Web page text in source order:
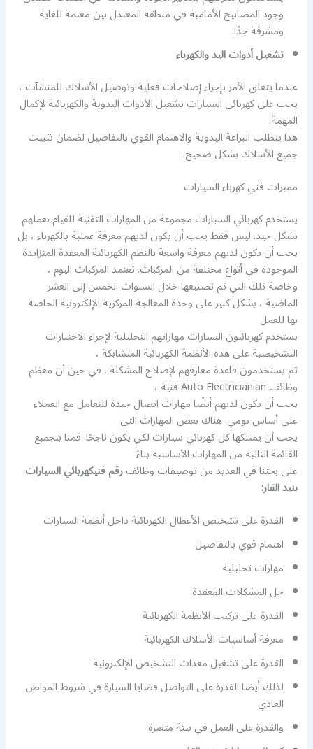
وجود المصابيح الأمامية في منطقة المعتدل بين معتمة للغاية
ومشرقة جدًا.
تشغيل أدوات اليد والكهرباء
عندما يتعلق الأمر بإجراء إصلاحات فعلية وتوصيل الأسلاك للمنشآت ،
يجب على كهربائي السيارات تشغيل الأدوات اليدوية والكهربائية لإكمال
المهمة.
هذا يتطلب البراعة اليدوية والاهتمام القوي بالتفاصيل لضمان تثبيت
جميع الأسلاك بشكل صحيح.
مميزات فني كهرباء السيارات
يستخدم كهربائي السيارات مجموعة من المهارات التقنية للقيام بعملهم
بشكل جيد. ليس فقط يجب أن يكون لديهم معرفة عملية بالكهرباء ، بل
يجب أن يكون لديهم معرفة واسعة بالنظم الكهربائية المعقدة المتزايدة
الموجودة في أنواع مختلفة من المركبات. تعتمد المركبات اليوم ،
وخاصة تلك التي تم تصنيعها خلال السنوات الخمس إلى العشر
الماضية ، بشكل كبير على وحدة المعالجة المركزية الإلكترونية الخاصة
بها للعمل.
يستخدم كهربائيون السيارات مهاراتهم التحليلية لإجراء الاختبارات
التشخيصية على هذه الأنظمة الكهربائية المتشابكة ،
ثم يستخدمون قاعدة معارفهم لإصلاح المشكلة , في حين أن معظم
وظائف Auto Electricianian فنية ،
يجب أن يكون لديهم أيضًا مهارات اتصال جيدة للتعامل مع العملاء
على أساس يومي. هناك بعض المهارات التي
يجب أن يمتلكها كل كهربائي سيارات لكي يكون ناجحًا. قمنا بتجميع
القائمة التالية من المهارات الأساسية بناءً
على بحثنا في العديد من توصيفات وظائفرقم فنيكهربائي السيارات
بنيد القار:
القدرة على تشخيص الأعطال الكهربائية داخل أنظمة السيارات
اهتمام قوي بالتفاصيل
مهارات تحليلية
حل المشكلات المعقدة
القدرة على تركيب الأنظمة الكهربائية
معرفة أساسيات الأسلاك الكهربائية
القدرة على تشغيل معدات التشخيص الإلكترونية
لذلك أيضا القدرة على التواصل قضايا السيارة في شروط المواطن
العادي
والقدرة على العمل في بيئة متغيرة